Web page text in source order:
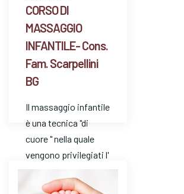
CORSO DI
MASSAGGIO
INFANTILE- Cons.
Fam. Scarpellini
BG
Il massaggio infantile
è una tecnica "di
cuore " nella quale
vengono privilegiati l'
ascolto e l'
attenzione. E' un